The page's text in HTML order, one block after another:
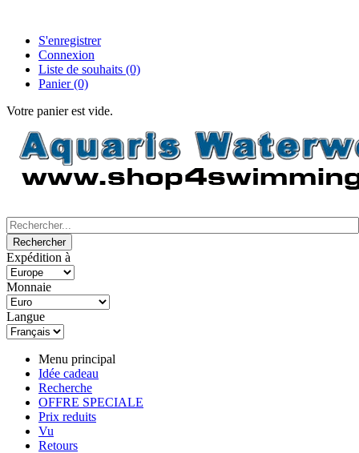
S'enregistrer
Connexion
Liste de souhaits (0)
Panier (0)
Votre panier est vide.
Expédition à
Monnaie
Langue
Menu principal
Idée cadeau
Recherche
OFFRE SPECIALE
Prix reduits
Vu
Retours